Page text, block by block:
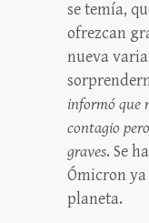
se temía,
ofrezcan
nueva
informó que
contagio
graves. Se
Ómicron ya
planeta.